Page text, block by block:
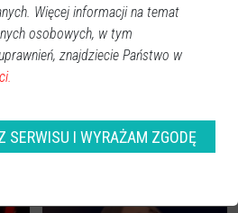
The Voice of Poland.
Zjawiskowy występ Mai
Więcej informacji na temat
osobowych, w tym
znajdziecie Państwo w
SERWISU I WYRAŻAM ZGODĘ